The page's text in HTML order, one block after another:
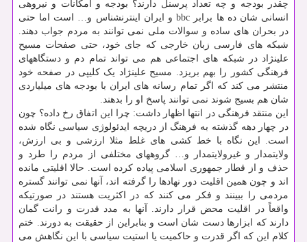
چقدر بودجه و چه تعداد پرسنل دارند؟ بودجه و امکانات و نیروهی
انسانی شان ده ها برابر bbc و ایران اینترنشناس و… است اما حتی
در بحران های ساده و سوالات ملی نمی توانند به مردم جواب دهند.
شبکه های فارسی زبان خارجی که جای خود، حتی صفحات مسیح
علینژاد در شبکه های اجتماعی هم می تواند تمام دم و دستگاههای
فرهنگی کشور را بهم بریزد. مسیح علینژاد یک کلیپی در صفحه خود
منتشر می کند که اگر تمام رسانه های ایران با بودجه های میلیاردی
شان هم بسیج شوند نمی توانند پاسخ او را بدهند.
این منتقد فرهنگی در انتها اظهار داشت: چرا این اتفاق رخ داده؟ چون
در چهار دهه گذشته به فرهنگ از دریچه ایدئولوژی سیاسی نگاه شده
است. این نگاه با خط کشی های غلط مثلا ارزشی و بی ارزش،
ولایتمدار و غیرولایتمدار و… گروههای مختلفی از مردم را طرد و
حذف و از قطار جمهوری اسلامی پیاده کرده است. حالا اقلیتی مانده
اند و چون همین اقلیت دور نهادها را گرفته اند، آنها نمی توانند گستره
مردمی را ببینند و فکر می کنند که در اکثریت هستند در صورتیکه
واقعاً در اقلیت محض قرار دارند. آنها به مدد قدرت و رانت گمان
دارند که ابزارها دست شان است و بنابراین از حقیقت به دورند. ختم
کلام این که اگر قدرت و حاکمیت یا استیت سیاسی با این نگاهش می